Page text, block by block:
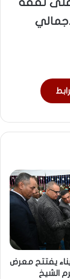
على نفقة
الاجمالي
يفتتح معرض
الشيخ